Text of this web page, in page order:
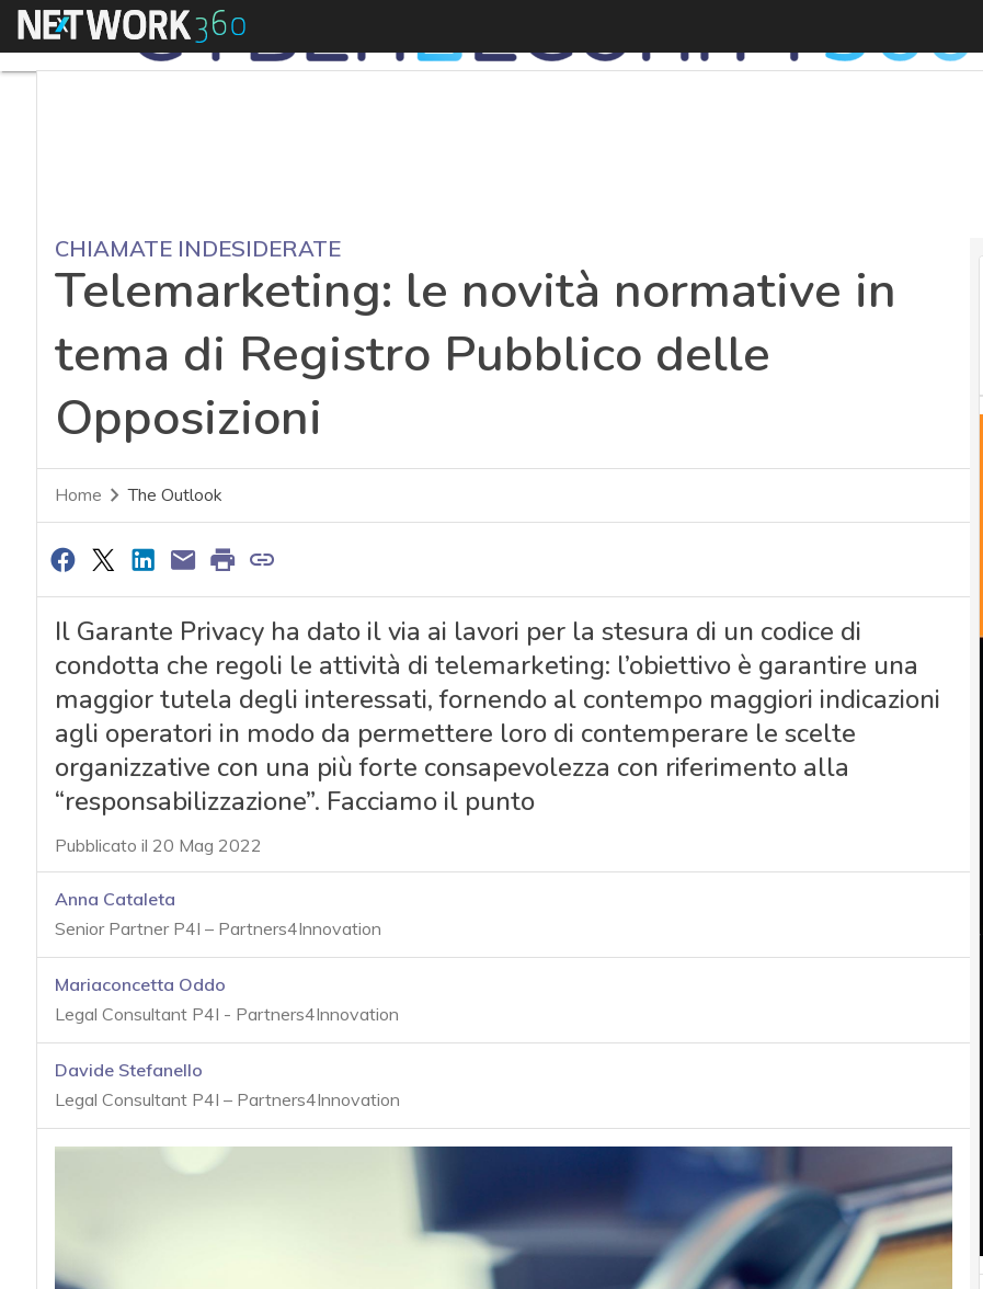
Menu
CHIAMATE INDESIDERATE
Telemarketing: le novità normative in
tema di Registro Pubblico delle
Opposizioni
Home The Outlook
Il Garante Privacy ha dato il via ai lavori per la stesura di un codice di
condotta che regoli le attività di telemarketing: l’obiettivo è garantire una
maggior tutela degli interessati, fornendo al contempo maggiori indicazioni
agli operatori in modo da permettere loro di contemperare le scelte
organizzative con una più forte consapevolezza con riferimento alla
“responsabilizzazione”. Facciamo il punto
Pubblicato il 20 Mag 2022
Anna Cataleta
Senior Partner P4I – Partners4Innovation
Mariaconcetta Oddo
Legal Consultant P4I - Partners4Innovation
Davide Stefanello
Legal Consultant P4I – Partners4Innovation